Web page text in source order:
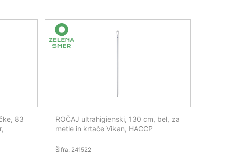
83
ROČAJ ultrahigienski, 130 cm, bel, za
metle in krtače Vikan, HACCP
Šifra: 241522